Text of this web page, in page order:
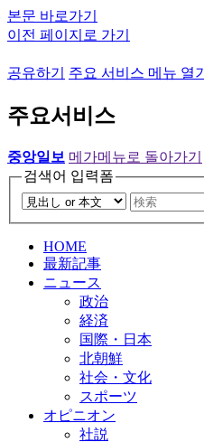
본문 바로가기
이전 페이지로 가기
공유하기 주요 서비스 메뉴 열기
주요서비스
중앙일보 메가메뉴로 돌아가기
검색어 입력폼
HOME
最新記事
ニュース
政治
経済
国際・日本
北朝鮮
社会・文化
スポーツ
オピニオン
社説